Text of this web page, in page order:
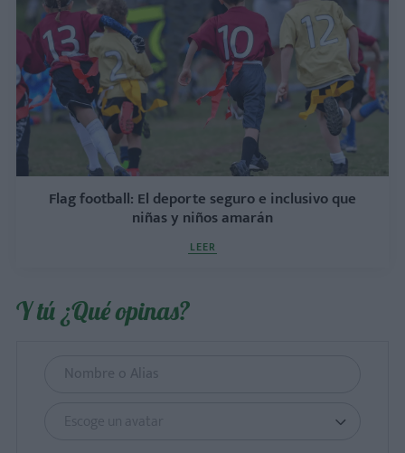
Flag football: El deporte seguro e inclusivo que
niñas y niños amarán
LEER
Y tú ¿Qué opinas?
Escoge un avatar